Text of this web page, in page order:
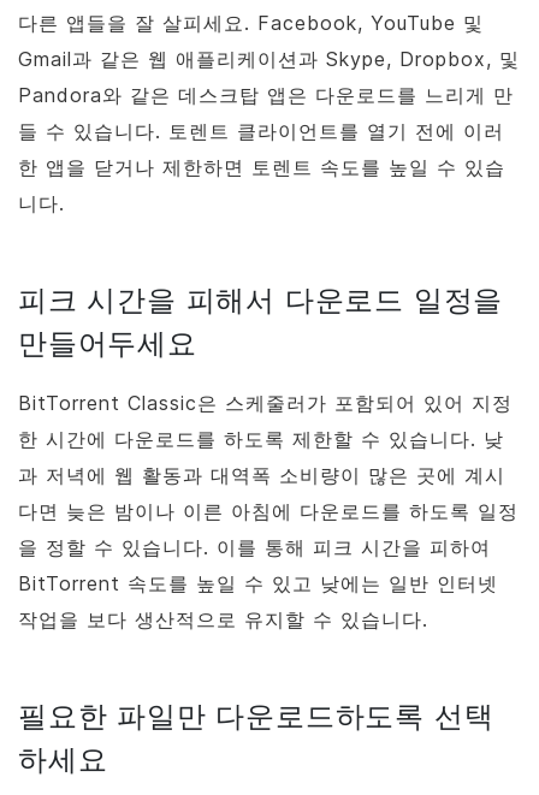
다른 앱들을 잘 살피세요. Facebook, YouTube 및
Gmail과 같은 웹 애플리케이션과 Skype, Dropbox, 및
Pandora와 같은 데스크탑 앱은 다운로드를 느리게 만
들 수 있습니다. 토렌트 클라이언트를 열기 전에 이러
한 앱을 닫거나 제한하면 토렌트 속도를 높일 수 있습
니다.
피크 시간을 피해서 다운로드 일정을
만들어두세요
BitTorrent Classic은 스케줄러가 포함되어 있어 지정
한 시간에 다운로드를 하도록 제한할 수 있습니다. 낮
과 저녁에 웹 활동과 대역폭 소비량이 많은 곳에 계시
다면 늦은 밤이나 이른 아침에 다운로드를 하도록 일정
을 정할 수 있습니다. 이를 통해 피크 시간을 피하여
BitTorrent 속도를 높일 수 있고 낮에는 일반 인터넷
작업을 보다 생산적으로 유지할 수 있습니다.
필요한 파일만 다운로드하도록 선택
하세요